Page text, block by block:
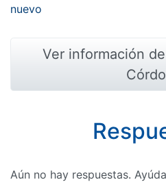
nuevo
Ver información
Aún no hay respuestas.